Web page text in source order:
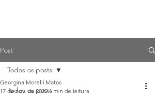
Post
Todos os posts
Todos os posts
Georgina Morelli Matos
17 de nov. de 2020 4 min de leitura